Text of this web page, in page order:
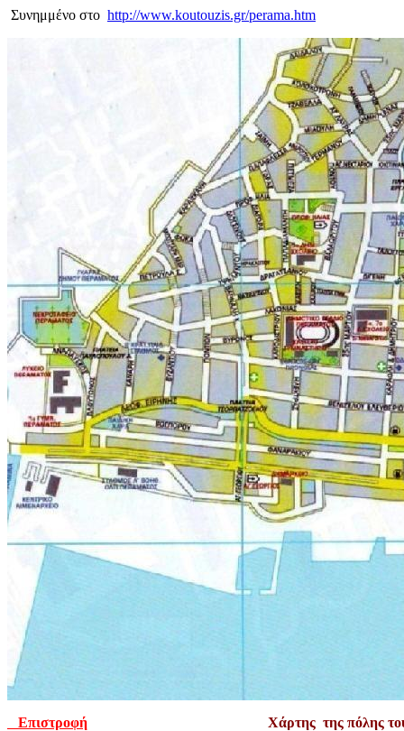
Συνημμένο στο http://www.koutouzis.gr/perama.htm
Επιστροφή Χάρτης της πόλης